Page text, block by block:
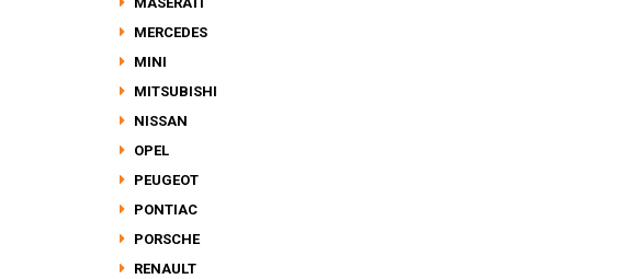
MERCEDES
MINI
MITSUBISHI
NISSAN
OPEL
PEUGEOT
PONTIAC
PORSCHE
RENAULT